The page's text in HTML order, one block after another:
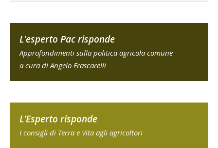
L'esperto Pac risponde
Approfondimenti sulla politica agricola comune
a cura di Angelo Frascarelli
L'Esperto risponde
I consigli di Terra e Vita agli agricoltori